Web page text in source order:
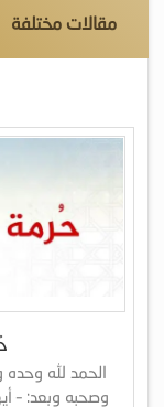
مقالات مختلفة
الحمد لله وحده
وصحبه وبعد: –